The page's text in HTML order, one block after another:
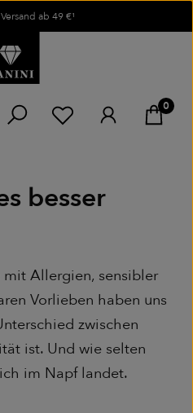
ab 49 €¹
Du hast 0 0
besser
mit Allergien, sensibler
Vorlieben haben uns
zwischen
ist. Und wie selten
im Napf landet.